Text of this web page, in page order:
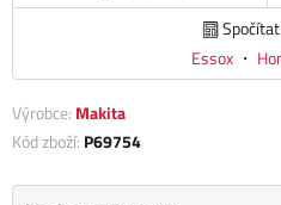
Essox ・
Výrobce: Makita
Kód zboží: P69754